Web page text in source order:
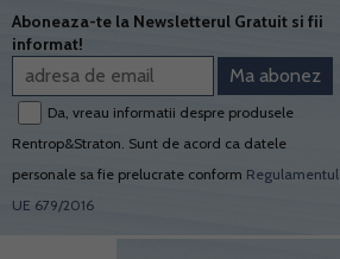
Aboneaza-te la Newsletterul Gratuit si fii
informat!
Da, vreau informatii despre produsele
Rentrop&Straton. Sunt de acord ca datele
personale sa fie prelucrate conform Regulamentul
UE 679/2016